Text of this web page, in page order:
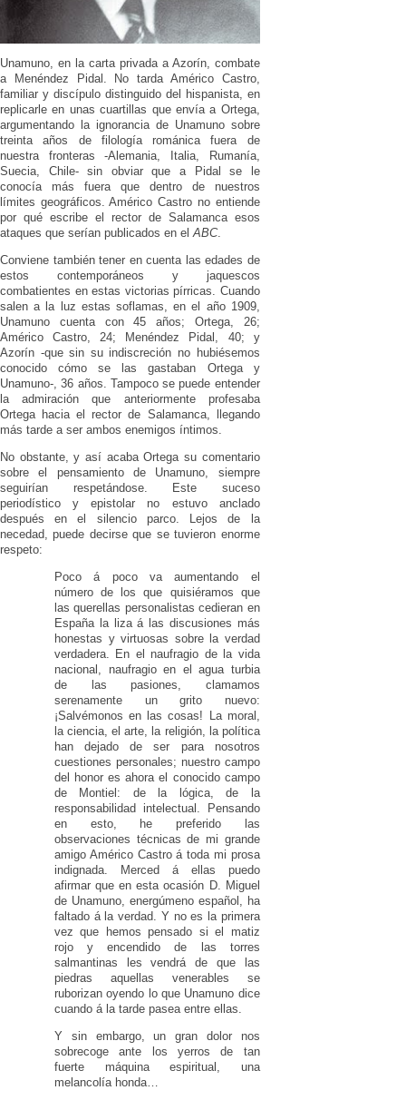
Unamuno, en la carta privada a Azorín, combate
a Menéndez Pidal. No tarda Américo Castro,
familiar y discípulo distinguido del hispanista, en
replicarle en unas cuartillas que envía a Ortega,
argumentando la ignorancia de Unamuno sobre
treinta años de filología románica fuera de
nuestra fronteras -Alemania, Italia, Rumanía,
Suecia, Chile- sin obviar que a Pidal se le
conocía más fuera que dentro de nuestros
límites geográficos. Américo Castro no entiende
por qué escribe el rector de Salamanca esos
ataques que serían publicados en el ABC.
Conviene también tener en cuenta las edades de
estos contemporáneos y jaquescos
combatientes en estas victorias pírricas. Cuando
salen a la luz estas soflamas, en el año 1909,
Unamuno cuenta con 45 años; Ortega, 26;
Américo Castro, 24; Menéndez Pidal, 40; y
Azorín -que sin su indiscreción no hubiésemos
conocido cómo se las gastaban Ortega y
Unamuno-, 36 años. Tampoco se puede entender
la admiración que anteriormente profesaba
Ortega hacia el rector de Salamanca, llegando
más tarde a ser ambos enemigos íntimos.
No obstante, y así acaba Ortega su comentario
sobre el pensamiento de Unamuno, siempre
seguirían respetándose. Este suceso
periodístico y epistolar no estuvo anclado
después en el silencio parco. Lejos de la
necedad, puede decirse que se tuvieron enorme
respeto:
Poco á poco va aumentando el
número de los que quisiéramos que
las querellas personalistas cedieran en
España la liza á las discusiones más
honestas y virtuosas sobre la verdad
verdadera. En el naufragio de la vida
nacional, naufragio en el agua turbia
de las pasiones, clamamos
serenamente un grito nuevo:
¡Salvémonos en las cosas! La moral,
la ciencia, el arte, la religión, la política
han dejado de ser para nosotros
cuestiones personales; nuestro campo
del honor es ahora el conocido campo
de Montiel: de la lógica, de la
responsabilidad intelectual. Pensando
en esto, he preferido las
observaciones técnicas de mi grande
amigo Américo Castro á toda mi prosa
indignada. Merced á ellas puedo
afirmar que en esta ocasión D. Miguel
de Unamuno, energúmeno español, ha
faltado á la verdad. Y no es la primera
vez que hemos pensado si el matiz
rojo y encendido de las torres
salmantinas les vendrá de que las
piedras aquellas venerables se
ruborizan oyendo lo que Unamuno dice
cuando á la tarde pasea entre ellas.
Y sin embargo, un gran dolor nos
sobrecoge ante los yerros de tan
fuerte máquina espiritual, una
melancolía honda…